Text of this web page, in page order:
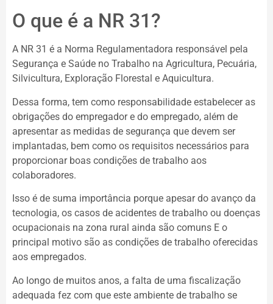
O que é a NR 31?
A NR 31 é a Norma Regulamentadora responsável pela
Segurança e Saúde no Trabalho na Agricultura, Pecuária,
Silvicultura, Exploração Florestal e Aquicultura.
Dessa forma, tem como responsabilidade estabelecer as
obrigações do empregador e do empregado, além de
apresentar as medidas de segurança que devem ser
implantadas, bem como os requisitos necessários para
proporcionar boas condições de trabalho aos
colaboradores.
Isso é de suma importância porque apesar do avanço da
tecnologia, os casos de acidentes de trabalho ou doenças
ocupacionais na zona rural ainda são comuns E o
principal motivo são as condições de trabalho oferecidas
aos empregados.
Ao longo de muitos anos, a falta de uma fiscalização
adequada fez com que este ambiente de trabalho se